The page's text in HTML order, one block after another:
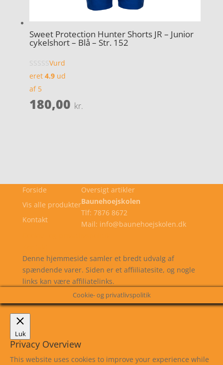
Sweet Protection Hunter Shorts JR – Junior
cykelshort – Blå – Str. 152
Vurd
eret 4.9ud
af 5
180,00 kr.
Forside
Vis alle produkter
Kontakt
Oversigt artikler
Baunehoejskolen
Tlf: 7876 8672
Mail: info@baunehoejskolen.dk
Denne hjemmeside samler et bredt udvalg af
spændende varer. Siden er et affiiliatesite, og nogle
links kan være affiliatelinks.
Cookie- og privatlivspolitik
Luk
Privacy Overview
This website uses cookies to improve your experience while